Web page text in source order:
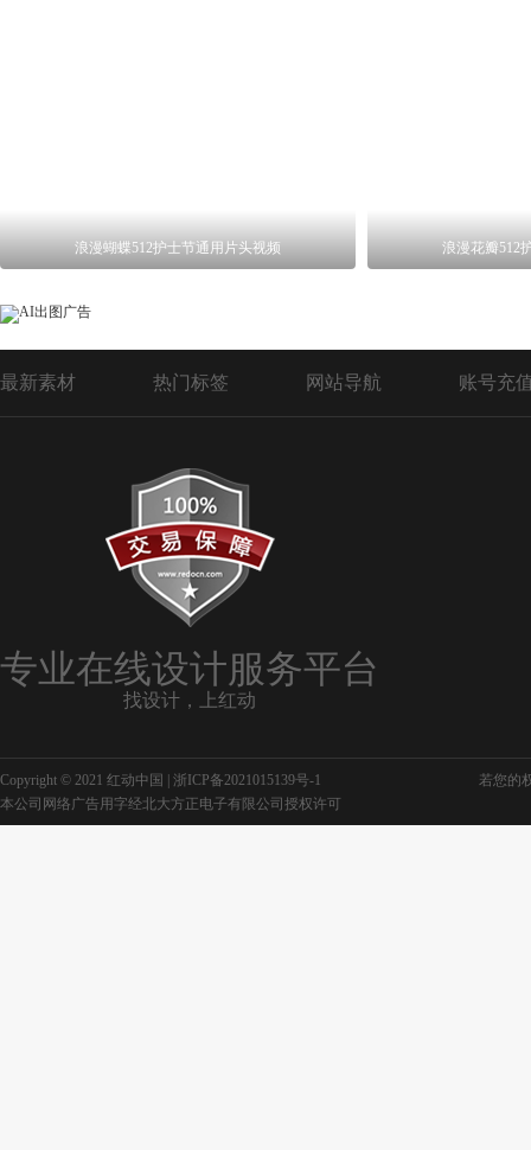
浪漫蝴蝶512护士节通用片头视频 浪漫花瓣512
最新素材 热门标签 网站导航 账号充
专业在线设计服务平台
找设计，上红动
Copyright © 2021 红动中国 | 浙ICP备2021015139号-1
若您的
本公司网络广告用字经北大方正电子有限公司授权许可